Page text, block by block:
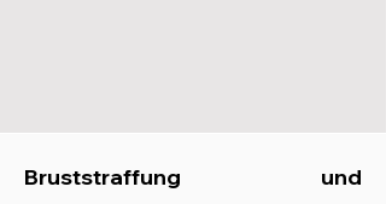
Bruststraffung und